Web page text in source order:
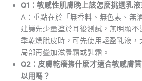
Q1：敏感性肌膚晚上該怎麼挑選乳
A：重點在於「無香料、無色素、無
建議先少量塗於耳後測試，無明顯不
季乾燥脫皮時，可先使用輕盈乳液，
局部再疊加滋養霜或乳霜。
Q2：皮膚乾癢擦什麼才適合敏感膚
以用嗎？